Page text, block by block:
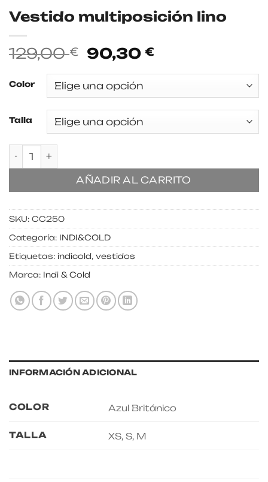
Vestido multiposición lino
129,00€
El
precio
original
era:
129,00 €.
90,30 €
es:
90,30 €.
Color
Talla
Vestido multiposición lino cantidad
AÑADIR AL CARRITO
SKU: CC250
Categoría: INDI&COLD
Etiquetas: indicold, vestidos
Marca: Indi & Cold
INFORMACIÓN ADICIONAL
COLOR Azul Británico
TALLA XS, S, M